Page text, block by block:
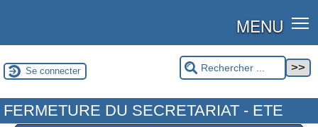
MENU
Se connecter
FERMETURE DU SECRETARIAT - ETE